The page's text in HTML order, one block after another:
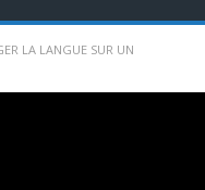
LA LANGUE SUR UN